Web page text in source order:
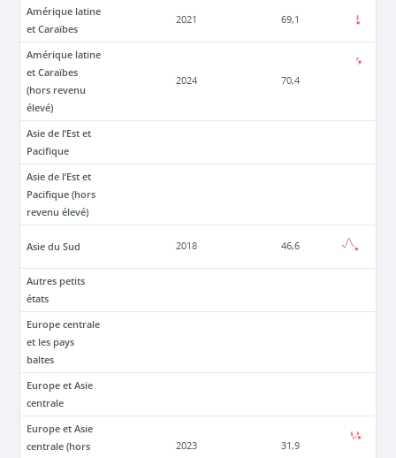
Amérique latine
et Caraïbes
2021 69,1
Amérique latine
et Caraïbes
(hors revenu
élevé)
2024 70,4
Asie de l’Est et
Pacifique
Asie de l’Est et
Pacifique (hors
revenu élevé)
Asie du Sud 2018 46,6
Autres petits
états
Europe centrale
et les pays
baltes
Europe et Asie
centrale
Europe et Asie
centrale (hors
2023 31,9